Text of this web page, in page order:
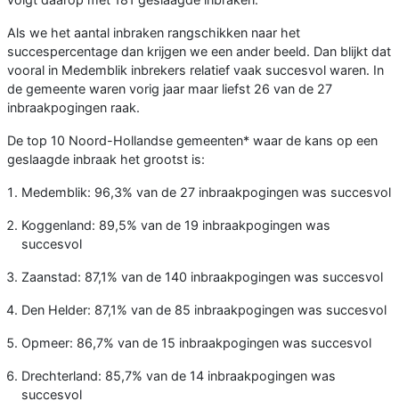
Als we het aantal inbraken rangschikken naar het
succespercentage dan krijgen we een ander beeld. Dan blijkt dat
vooral in Medemblik inbrekers relatief vaak succesvol waren. In
de gemeente waren vorig jaar maar liefst 26 van de 27
inbraakpogingen raak.
De top 10 Noord-Hollandse gemeenten* waar de kans op een
geslaagde inbraak het grootst is:
Medemblik: 96,3% van de 27 inbraakpogingen was succesvol
Koggenland: 89,5% van de 19 inbraakpogingen was
succesvol
Zaanstad: 87,1% van de 140 inbraakpogingen was succesvol
Den Helder: 87,1% van de 85 inbraakpogingen was succesvol
Opmeer: 86,7% van de 15 inbraakpogingen was succesvol
Drechterland: 85,7% van de 14 inbraakpogingen was
succesvol